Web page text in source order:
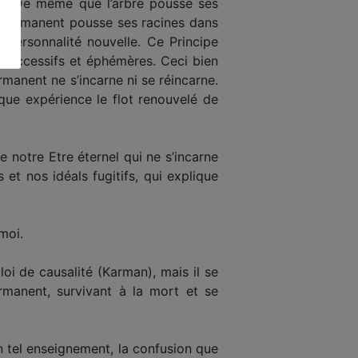
pousse ses racines dans
nouvelle. Ce Principe
et éphémères. Ceci bien
ne s’incarne ni se réincarne.
expérience le flot renouvelé de
notre Etre éternel qui ne s’incarne
et nos idéals fugitifs, qui explique
de causalité (Karman), mais il se
survivant à la mort et se
tel enseignement, la confusion que